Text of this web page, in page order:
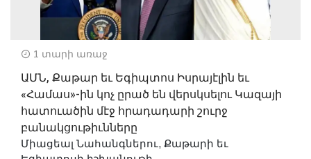
1 տարի առաջ
ԱՄՆ, Քաթար եւ Եգիպտոս Իսրայէլին եւ
«Համաս»-ին կոչ ըրած են վերսկսելու Կազայի
հատուածին մէջ հրադադարի շուրջ
բանակցութիւնները
Միացեալ Նահանգներու, Քաթարի եւ